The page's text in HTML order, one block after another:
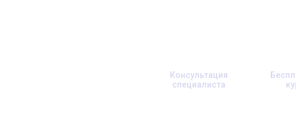
Консультация
специалиста